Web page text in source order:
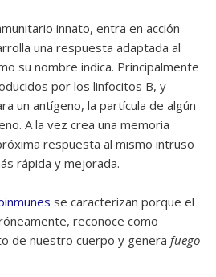
innato, entra en acción
una respuesta adaptada al
su nombre indica. Principalmente
por los linfocitos B, y
un antígeno, la partícula de algún
A la vez crea una memoria
respuesta al mismo intruso
rápida y mejorada.
se caracterizan porque el
reconoce como
de nuestro cuerpo y genera fuego